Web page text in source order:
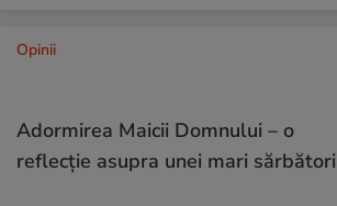
Opinii
Adormirea Maicii Domnului – o
reflecție asupra unei mari sărbători